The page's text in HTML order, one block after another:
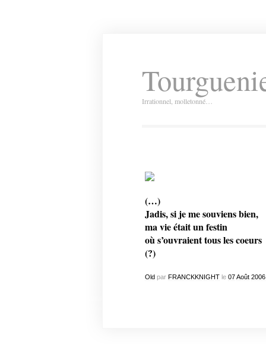
Irrationnel, molletonné…
(…)
Jadis, si je me souviens bien,
ma vie était un festin
où s’ouvraient tous les coeurs
(?)
Oldpar FRANCKKNIGHTle 07 Août 2006